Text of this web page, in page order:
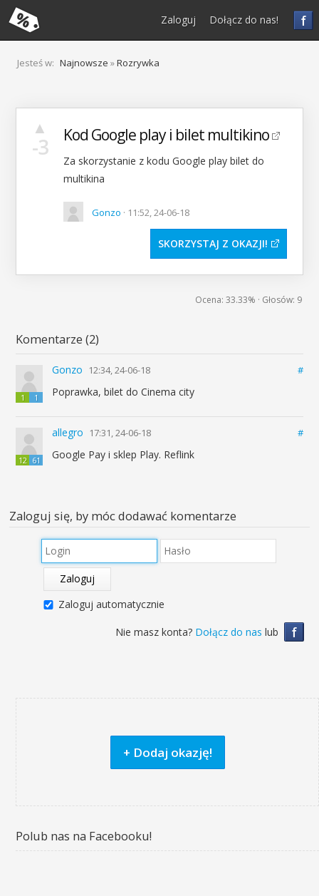
f
Zaloguj Dołącz do nas!
Jesteś w: Najnowsze »Rozrywka
▲
-3 Kod Google play i bilet multikino
Za skorzystanie z kodu Google play bilet do
multikina
Gonzo · 11:52, 24-06-18
SKORZYSTAJ Z OKAZJI
Ocena: 33.33% · Głosów: 9
Komentarze (2)
1 1
Gonzo 12:34, 24-06-18 #
Poprawka, bilet do Cinema city
12 61
allegro 17:31, 24-06-18 #
Google Pay i sklep Play. Reflink
Zaloguj się, by móc dodawać komentarze
Zaloguj
Zaloguj automatycznie
f
Nie masz konta? Dołącz do nas lub
+ Dodaj okazję!
Polub nas na Facebooku!